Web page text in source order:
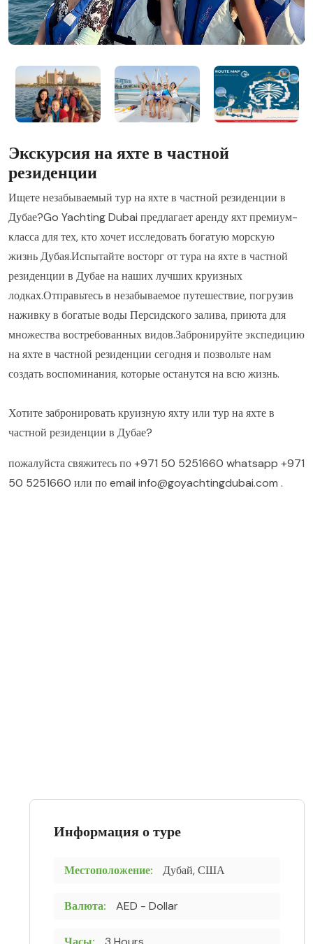
Экскурсия на яхте в частной
резиденции
Ищете незабываемый тур на яхте в частной резиденции в
Дубае?Go Yachting Dubai предлагает аренду яхт премиум-
класса для тех, кто хочет исследовать богатую морскую
жизнь Дубая.Испытайте восторг от тура на яхте в частной
резиденции в Дубае на наших лучших круизных
лодках.Отправьтесь в незабываемое путешествие, погрузив
наживку в богатые воды Персидского залива, приюта для
множества востребованных видов.Забронируйте экспедицию
на яхте в частной резиденции сегодня и позвольте нам
создать воспоминания, которые останутся на всю жизнь.
Хотите забронировать круизную яхту или тур на яхте в
частной резиденции в Дубае?
пожалуйста свяжитесь по+971 50 5251660 whatsapp +971
50 5251660 или по email info@goyachtingdubai.com .
Информация о туре
Местоположение: Дубай, США
Валюта: AED - Dollar